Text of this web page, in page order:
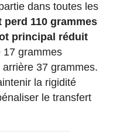
dans toutes les
110 grammes
principal réduit
17 grammes
37 grammes.
la rigidité
le transfert